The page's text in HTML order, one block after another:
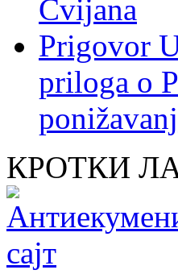
Cvijana
Prigovor
priloga o
КРОТКИ